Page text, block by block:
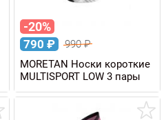
-20%
790 ₽ 990₽
MORETAN Носки короткие
MULTISPORT LOW 3 пары